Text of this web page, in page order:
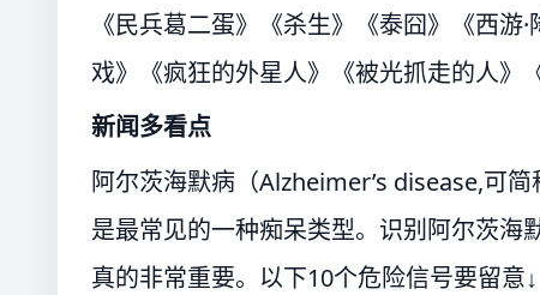
《民兵葛二蛋》《杀生》《泰囧》《西
戏》《疯狂的外星人》《被光抓走的人》
新闻多看点
阿尔茨海默病（Alzheimer’s disease,可
是最常见的一种痴呆类型。识别阿尔茨海
真的非常重要。以下10个危险信号要留意↓